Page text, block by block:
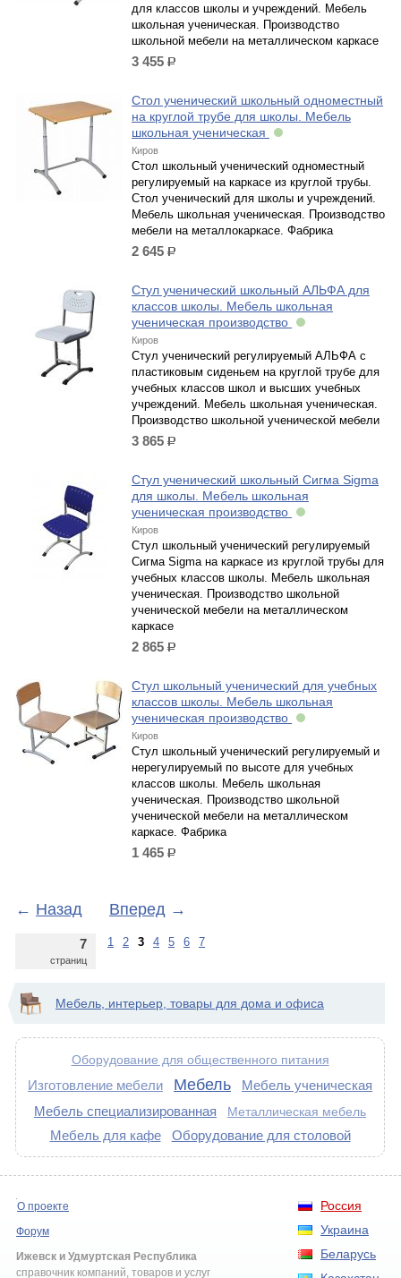
для классов школы и учреждений. Мебель
школьная ученическая. Производство
школьной мебели на металлическом каркасе
3 455 р.
Стол ученический школьный одноместный
на круглой трубе для школы. Мебель
школьная ученическая
Киров
Стол школьный ученический одноместный
регулируемый на каркасе из круглой трубы.
Стол ученический для школы и учреждений.
Мебель школьная ученическая. Производство
мебели на металлокаркасе. Фабрика
2 645 р.
Стул ученический школьный АЛЬФА для
классов школы. Мебель школьная
ученическая производство
Киров
Стул ученический регулируемый АЛЬФА с
пластиковым сиденьем на круглой трубе для
учебных классов школ и высших учебных
учреждений. Мебель школьная ученическая.
Производство школьной ученической мебели
3 865 р.
Стул ученический школьный Сигма Sigma
для школы. Мебель школьная
ученическая производство
Киров
Стул школьный ученический регулируемый
Сигма Sigma на каркасе из круглой трубы для
учебных классов школы. Мебель школьная
ученическая. Производство школьной
ученической мебели на металлическом
каркасе
2 865 р.
Стул школьный ученический для учебных
классов школы. Мебель школьная
ученическая производство
Киров
Стул школьный ученический регулируемый и
нерегулируемый по высоте для учебных
классов школы. Мебель школьная
ученическая. Производство школьной
ученической мебели на металлическом
каркасе. Фабрика
1 465 р.
← Назад Вперед →
7
страниц
1 2 3 4 5 6 7
Мебель, интерьер, товары для дома и офиса
Оборудование для общественного питания
Изготовление мебели Мебель
Мебель ученическая
Мебель специализированная
Металлическая мебель
Мебель для кафе Оборудование для столовой
Россия
Украина
Беларусь
О проекте
Форум
Ижевск и Удмуртская Республика
справочник компаний, товаров и услуг